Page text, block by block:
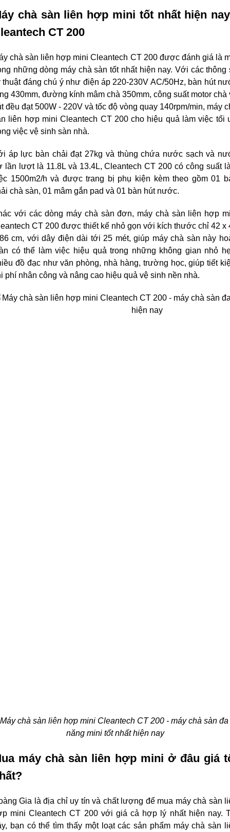
chà sàn liên hợp mini tốt nhất hiện
CT 200
chà sàn liên hợp mini Cleantech CT 200 được đánh giá là
những dòng máy chà sàn tốt nhất hiện nay. Với các thông
thuật đáng chú ý như điện áp 220-230V AC/50Hz, bàn hút
430mm, đường kính mâm chà 350mm, công suất motor chà
đều đạt 500W - 220V và tốc độ vòng quay 140rpm/min, máy
liên hợp mini Cleantech CT 200 cho hiệu quả làm việc tối
việc vệ sinh sàn nhà.
áp lực bàn chải đạt 27kg và thùng chứa nước sạch và
lần lượt là 11.8L và 13.4L, Cleantech CT 200 có công suất
1500m2/h và được trang bị phụ kiện kèm theo gồm 01
chà sàn, 01 mâm gắn pad và 01 bàn hút nước.
với các dòng máy chà sàn đơn, máy chà sàn liên hợp
CT 200 được thiết kế nhỏ gọn với kích thước chỉ 42 x
cm, với dây điện dài tới 25 mét, giúp máy chà sàn này
có thể làm việc hiệu quả trong những không gian nhỏ
đồ đạc như văn phòng, nhà hàng, trường học, giúp tiết
phí nhân công và nâng cao hiệu quả vệ sinh nền nhà.
Máy chà sàn liên hợp mini Cleantech CT 200 - máy chà sàn đa
năng mini tốt nhất hiện nay
máy chà sàn liên hợp mini ở đâu giá
Gia là địa chỉ uy tín và chất lượng để mua máy chà sàn
mini Cleantech CT 200 với giá cả hợp lý nhất hiện nay.
bạn có thể tìm thấy một loạt các sản phẩm máy chà sàn